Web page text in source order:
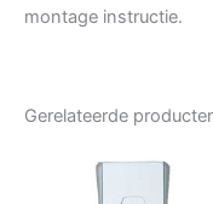
montage instructie.
Gerelateerde